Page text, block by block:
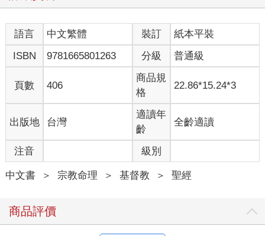
如主耶穌所說﹕
這是天國的奧秘
因此，
認識天國奧秘也是認識基督奧秘
為此，真是感謝上帝。感謝主耶穌。感謝聖靈。阿們。
語言 中文繁體 裝訂
紙本平裝
ISBN
9781665801263 分級 普通級
頁數 406
商品規
格
22.86*15.24*3
出版地 台灣
適讀年
齡
全齡適讀
注音 級別
中文書 ＞ 宗教命理 ＞ 基督教 ＞ 聖經
商品評價